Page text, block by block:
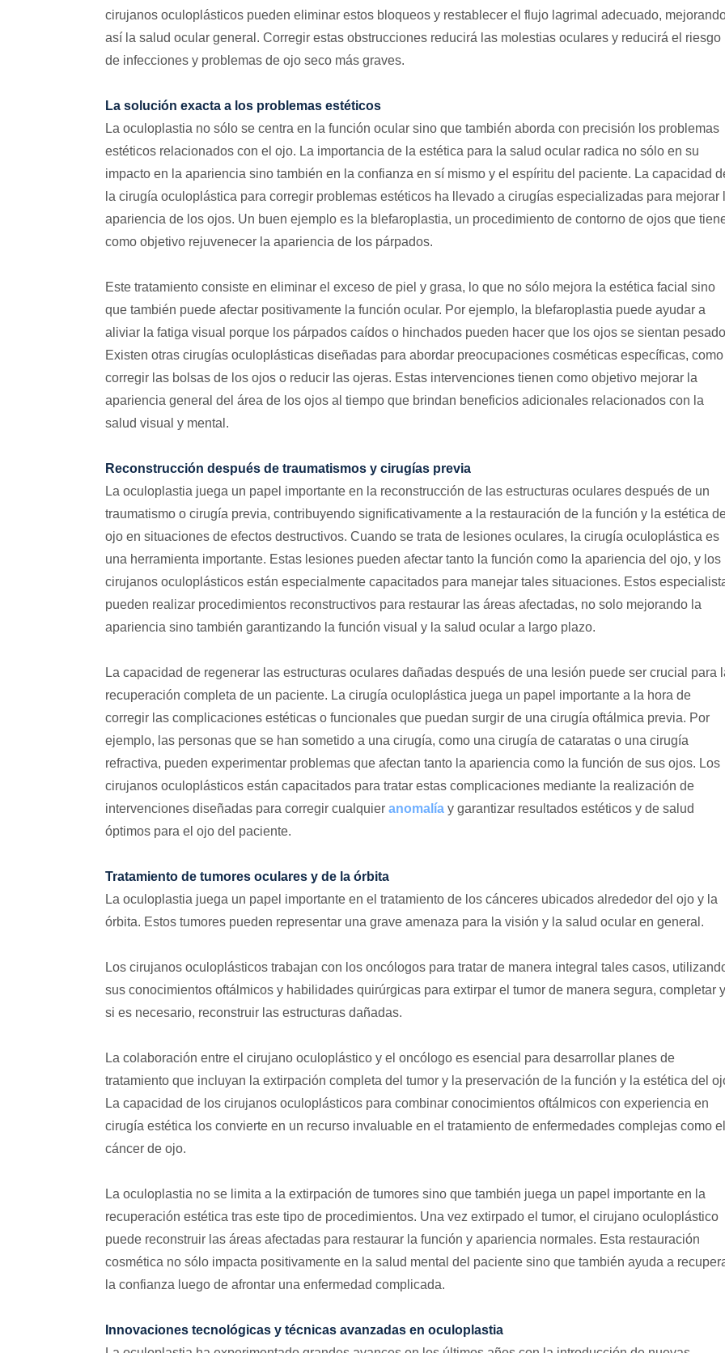
cirujanos oculoplásticos pueden eliminar estos bloqueos y restablecer el flujo lagrimal adecuado,
así la salud ocular general. Corregir estas obstrucciones reducirá las molestias oculares y reducirá el riesgo
de infecciones y problemas de ojo seco más graves.
La solución exacta a los problemas estéticos
La oculoplastia no sólo se centra en la función ocular sino que también aborda con precisión los problemas
estéticos relacionados con el ojo. La importancia de la estética para la salud ocular radica no sólo en su
impacto en la apariencia sino también en la confianza en sí mismo y el espíritu del paciente. La capacidad
la cirugía oculoplástica para corregir problemas estéticos ha llevado a cirugías especializadas para mejorar
apariencia de los ojos. Un buen ejemplo es la blefaroplastia, un procedimiento de contorno de ojos que
como objetivo rejuvenecer la apariencia de los párpados.
Este tratamiento consiste en eliminar el exceso de piel y grasa, lo que no sólo mejora la estética facial sino
que también puede afectar positivamente la función ocular. Por ejemplo, la blefaroplastia puede ayudar a
aliviar la fatiga visual porque los párpados caídos o hinchados pueden hacer que los ojos se sientan
Existen otras cirugías oculoplásticas diseñadas para abordar preocupaciones cosméticas específicas, como
corregir las bolsas de los ojos o reducir las ojeras. Estas intervenciones tienen como objetivo mejorar la
apariencia general del área de los ojos al tiempo que brindan beneficios adicionales relacionados con la
salud visual y mental.
Reconstrucción después de traumatismos y cirugías previa
La oculoplastia juega un papel importante en la reconstrucción de las estructuras oculares después de un
traumatismo o cirugía previa, contribuyendo significativamente a la restauración de la función y la estética
ojo en situaciones de efectos destructivos. Cuando se trata de lesiones oculares, la cirugía oculoplástica es
una herramienta importante. Estas lesiones pueden afectar tanto la función como la apariencia del ojo, y los
cirujanos oculoplásticos están especialmente capacitados para manejar tales situaciones. Estos
pueden realizar procedimientos reconstructivos para restaurar las áreas afectadas, no solo mejorando la
apariencia sino también garantizando la función visual y la salud ocular a largo plazo.
La capacidad de regenerar las estructuras oculares dañadas después de una lesión puede ser crucial para
recuperación completa de un paciente. La cirugía oculoplástica juega un papel importante a la hora de
corregir las complicaciones estéticas o funcionales que puedan surgir de una cirugía oftálmica previa. Por
ejemplo, las personas que se han sometido a una cirugía, como una cirugía de cataratas o una cirugía
refractiva, pueden experimentar problemas que afectan tanto la apariencia como la función de sus ojos. Los
cirujanos oculoplásticos están capacitados para tratar estas complicaciones mediante la realización de
intervenciones diseñadas para corregir cualquier anomalía y garantizar resultados estéticos y de salud
óptimos para el ojo del paciente.
Tratamiento de tumores oculares y de la órbita
La oculoplastia juega un papel importante en el tratamiento de los cánceres ubicados alrededor del ojo y la
órbita. Estos tumores pueden representar una grave amenaza para la visión y la salud ocular en general.
Los cirujanos oculoplásticos trabajan con los oncólogos para tratar de manera integral tales casos,
sus conocimientos oftálmicos y habilidades quirúrgicas para extirpar el tumor de manera segura, completar
si es necesario, reconstruir las estructuras dañadas.
La colaboración entre el cirujano oculoplástico y el oncólogo es esencial para desarrollar planes de
tratamiento que incluyan la extirpación completa del tumor y la preservación de la función y la estética del
La capacidad de los cirujanos oculoplásticos para combinar conocimientos oftálmicos con experiencia en
cirugía estética los convierte en un recurso invaluable en el tratamiento de enfermedades complejas como el
cáncer de ojo.
La oculoplastia no se limita a la extirpación de tumores sino que también juega un papel importante en la
recuperación estética tras este tipo de procedimientos. Una vez extirpado el tumor, el cirujano oculoplástico
puede reconstruir las áreas afectadas para restaurar la función y apariencia normales. Esta restauración
cosmética no sólo impacta positivamente en la salud mental del paciente sino que también ayuda a
la confianza luego de afrontar una enfermedad complicada.
Innovaciones tecnológicas y técnicas avanzadas en oculoplastia